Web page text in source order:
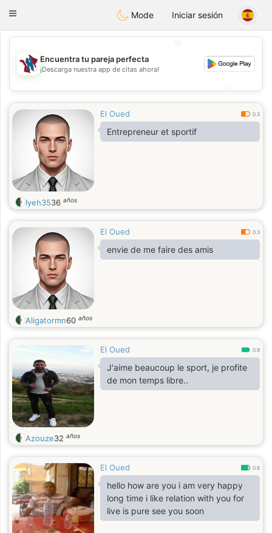
JTaimerais
Toggle
Mode Iniciar sesión
💖
💕
Encuentra tu pareja perfecta
¡Descarga nuestra app de citas ahora!
El Oued 0.3
Entrepreneur et sportif
Iyeh3536 años
El Oued 0.3
envie de me faire des amis
Aligatormn60 años
El Oued 0.9
J'aime beaucoup le sport, je profite
de mon temps libre..
Azouze32 años
El Oued 0.8
hello how are you i am very happy
long time i like relation with you for
live is pure see you soon